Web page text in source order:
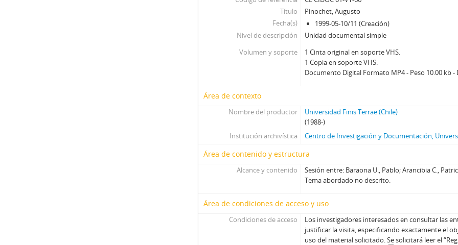
96 - Boeninger, Edgardo
97 - Bitar, Sergio
98 - Chonchol, Jacques
99 - Molina Silva, Sergio
100 - Ossa Pretot, Sergio
101 - Mena, Odlanier
103 - Mena, Odlanier
104 - Ossa Pretot, Sergio
105 - Mena, Odlanier
106 - Videla, Ernesto
108 - Juan Guzmán Tapia (I)
109 - Juan Guzmán Tapia (II)
110 - Juan Guzmán Tapia (III)
CH - Cita con la Historia
JW - Entrevistas realizadas por James R. Whelan
Título
Pinochet, Augusto
Fecha(s)
1999-05-10/11 (Creación)
Nivel de descripción
Unidad documental simple
Volumen y soporte
1 Cinta original en soporte VHS.
1 Copia en soporte VHS.
Documento Digital Formato MP4 - Peso 10.00 kb -
Área de contexto
Nombre del productor
Universidad Finis Terrae (Chile)
(1988-)
Institución archivística
Centro de Investigación y Documentación,
Área de contenido y estructura
Alcance y contenido
Sesión entre: Baraona U., Pablo; Arancibia C.,
Tema abordado no descrito.
Área de condiciones de acceso y uso
Condiciones de acceso
Los investigadores interesados en consultar las
justificar la visita, especificando exactamente el
uso del material solicitado. Se solicitará leer el